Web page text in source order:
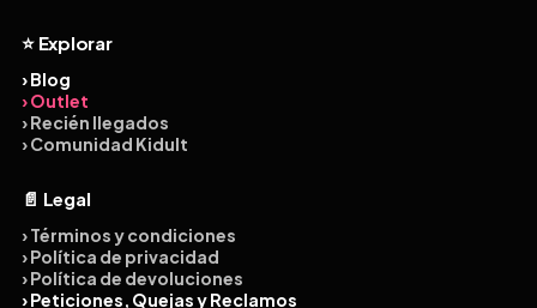
⭐ Explorar
› Blog
› Outlet
› Recién llegados
› Comunidad Kidult
📄 Legal
› Términos y condiciones
› Política de privacidad
› Política de devoluciones
› Peticiones, Quejas y Reclamos